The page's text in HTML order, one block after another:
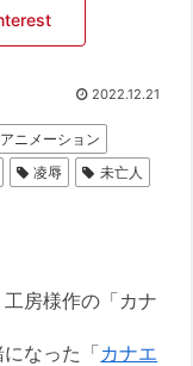
2022.12.21
アニメーション
凌辱
未亡人
房様作の「カナ
になった「カナエ